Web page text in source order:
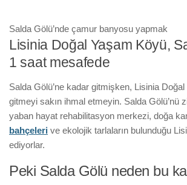
Salda Gölü’nde çamur banyosu yapmak
Lisinia Doğal Yaşam Köyü,
1 saat mesafede
Salda Gölü’ne kadar gitmişken, Lisinia
gitmeyi sakın ihmal etmeyin. Salda Gölü’nü
yaban hayat rehabilitasyon merkezi, doğa
bahçeleri ve ekolojik tarlaların bulunduğu
ediyorlar.
Peki Salda Gölü neden bu